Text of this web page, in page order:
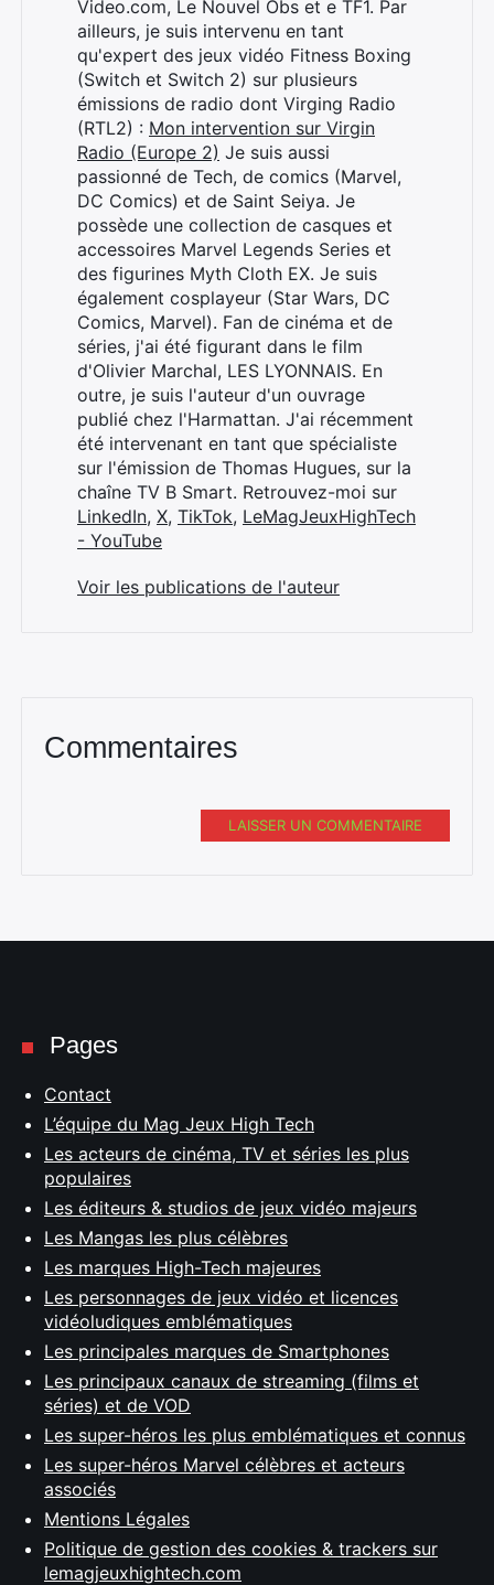
Video.com, Le Nouvel Obs et e TF1. Par
ailleurs, je suis intervenu en tant
qu'expert des jeux vidéo Fitness Boxing
(Switch et Switch 2) sur plusieurs
émissions de radio dont Virging Radio
(RTL2) : Mon intervention sur Virgin
Radio (Europe 2) Je suis aussi
passionné de Tech, de comics (Marvel,
DC Comics) et de Saint Seiya. Je
possède une collection de casques et
accessoires Marvel Legends Series et
des figurines Myth Cloth EX. Je suis
également cosplayeur (Star Wars, DC
Comics, Marvel). Fan de cinéma et de
séries, j'ai été figurant dans le film
d'Olivier Marchal, LES LYONNAIS. En
outre, je suis l'auteur d'un ouvrage
publié chez l'Harmattan. J'ai récemment
été intervenant en tant que spécialiste
sur l'émission de Thomas Hugues, sur la
chaîne TV B Smart. Retrouvez-moi sur
LinkedIn, X, TikTok, LeMagJeuxHighTech
- YouTube
Voir les publications de l'auteur
Commentaires
LAISSER UN COMMENTAIRE
Pages
Contact
L’équipe du Mag Jeux High Tech
Les acteurs de cinéma, TV et séries les plus
populaires
Les éditeurs & studios de jeux vidéo majeurs
Les Mangas les plus célèbres
Les marques High-Tech majeures
Les personnages de jeux vidéo et licences
vidéoludiques emblématiques
Les principales marques de Smartphones
Les principaux canaux de streaming (films et
séries) et de VOD
Les super-héros les plus emblématiques et connus
Les super-héros Marvel célèbres et acteurs
associés
Mentions Légales
Politique de gestion des cookies & trackers sur
lemagjeuxhightech.com
Rechercher
: